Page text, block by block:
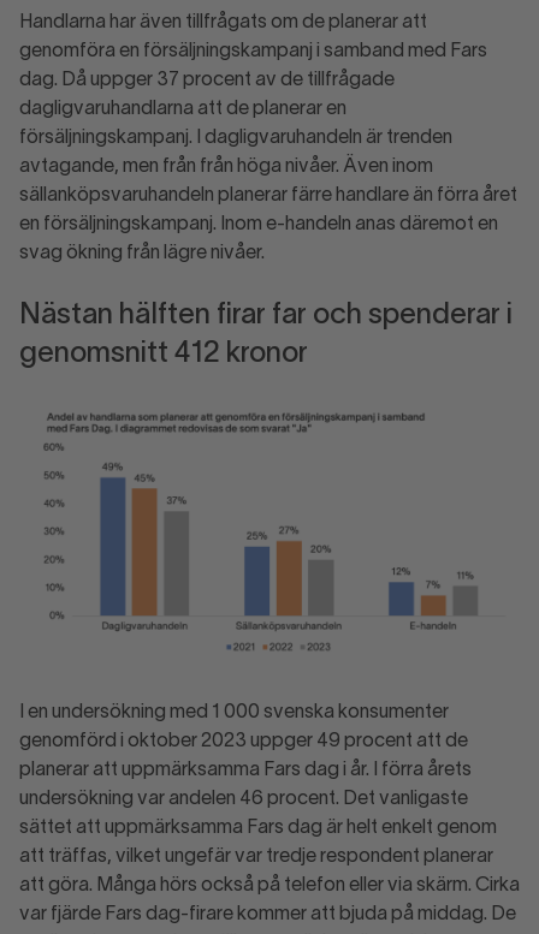
Handlarna har även tillfrågats om de planerar att
genomföra en försäljningskampanj i samband med Fars
dag. Då uppger 37 procent av de tillfrågade
dagligvaruhandlarna att de planerar en
försäljningskampanj. I dagligvaruhandeln är trenden
avtagande, men från från höga nivåer. Även inom
sällanköpsvaruhandeln planerar färre handlare än förra året
en försäljningskampanj. Inom e-handeln anas däremot en
svag ökning från lägre nivåer.
Nästan hälften firar far och spenderar i
genomsnitt 412 kronor
I en undersökning med 1 000 svenska konsumenter
genomförd i oktober 2023 uppger 49 procent att de
planerar att uppmärksamma Fars dag i år. I förra årets
undersökning var andelen 46 procent. Det vanligaste
sättet att uppmärksamma Fars dag är helt enkelt genom
att träffas, vilket ungefär var tredje respondent planerar
att göra. Många hörs också på telefon eller via skärm. Cirka
var fjärde Fars dag-firare kommer att bjuda på middag. De